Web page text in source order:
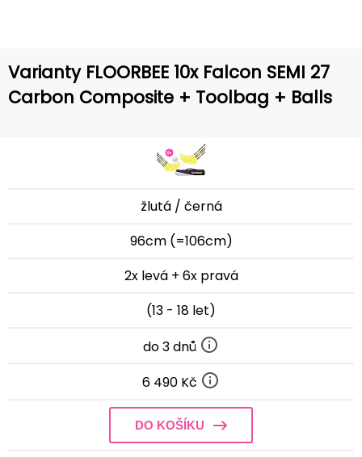
Varianty FLOORBEE 10x Falcon SEMI 27
Carbon Composite + Toolbag + Balls
žlutá / černá
96cm (=106cm)
2x levá + 6x pravá
(13 - 18 let)
do 3 dnů
6 490 Kč
DO KOŠÍKU